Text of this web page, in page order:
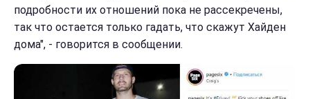
подробности их отношений пока не рассекречены,
так что остается только гадать, что скажут Хайден
дома", - говорится в сообщении.